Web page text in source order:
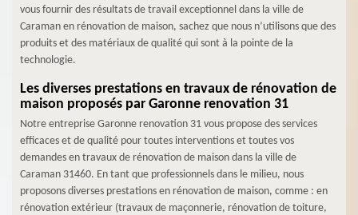
vous fournir des résultats de travail exceptionnel dans la ville de
Caraman en rénovation de maison, sachez que nous n’utilisons que des
produits et des matériaux de qualité qui sont à la pointe de la
technologie.
Les diverses prestations en travaux de rénovation de
maison proposés par Garonne renovation 31
Notre entreprise Garonne renovation 31 vous propose des services
efficaces et de qualité pour toutes interventions et toutes vos
demandes en travaux de rénovation de maison dans la ville de
Caraman 31460. En tant que professionnels dans le milieu, nous
proposons diverses prestations en rénovation de maison, comme : en
rénovation extérieur (travaux de maçonnerie, rénovation de toiture,